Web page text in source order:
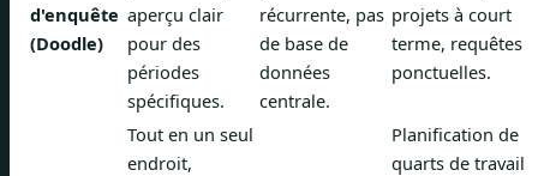
d'enquête
(Doodle)
aperçu clair
pour des
périodes
spécifiques.
récurrente, pas
de base de
données
centrale.
projets à court
terme, requêtes
ponctuelles.
Tout en un seul
endroit,
Planification de
quarts de travail